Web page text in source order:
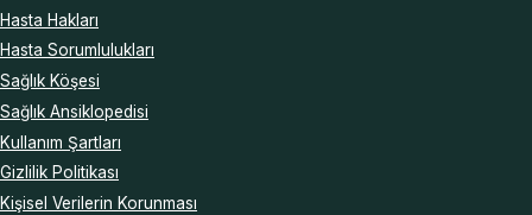
Hasta Hakları
Hasta Sorumlulukları
Sağlık Köşesi
Sağlık Ansiklopedisi
Kullanım Şartları
Gizlilik Politikası
Kişisel Verilerin Korunması